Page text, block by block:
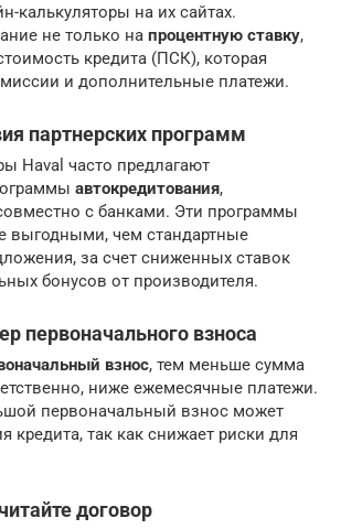
калькуляторы на их сайтах.
не только на процентную ставку,
кредита (ПСК), которая
и дополнительные платежи.
партнерских программ
Haval часто предлагают
автокредитования,
с банками. Эти программы
выгодными, чем стандартные
за счет сниженных ставок
бонусов от производителя.
первоначального взноса
взнос, тем меньше сумма
ниже ежемесячные платежи.
первоначальный взнос может
кредита, так как снижает риски для
договор